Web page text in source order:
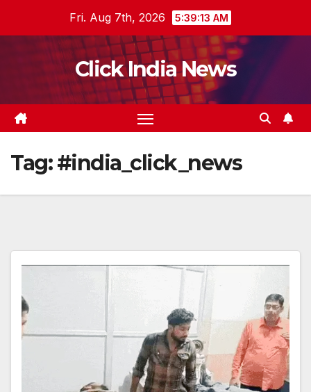
Fri. Aug 7th, 2026 5:39:14 AM
Click India News
Tag:#india_click_news